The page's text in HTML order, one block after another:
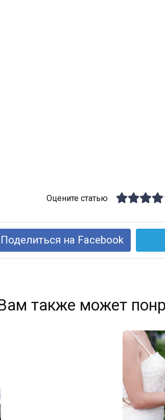
Оцените статью
Поделиться на Facebook
также может